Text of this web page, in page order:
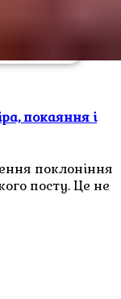
покаяння і
поклоніння
посту. Це не